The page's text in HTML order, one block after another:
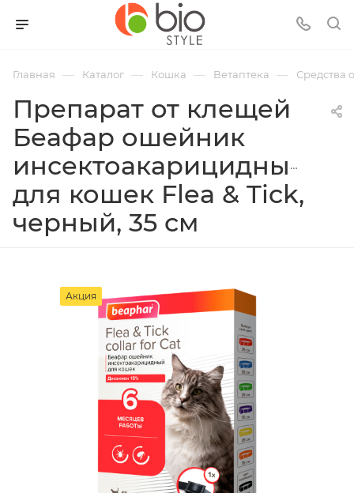
Главная — Каталог — Кошка — Ветаптека — Средства
Препарат от клещей
Беафар ошейник
инсектоакарицидный
для кошек Flea & Tick,
черный, 35 см
Акция